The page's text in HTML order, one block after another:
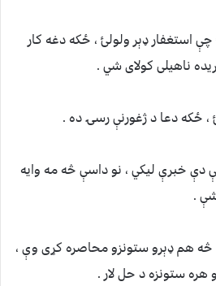
ډېر ولولئ ، ځکه دغه کار
ناهيلی کولای شي .
دې خبرې لیکي ، نو داسې څه مه وایه
.
څه هم ډېرو ستونزو محاصره کړی وې ،
ستونزه د حل لار .